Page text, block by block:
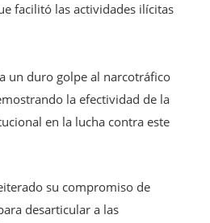
facilitó las actividades ilícitas
un duro golpe al narcotráfico
la efectividad de la
en la lucha contra este
su compromiso de
desarticular a las